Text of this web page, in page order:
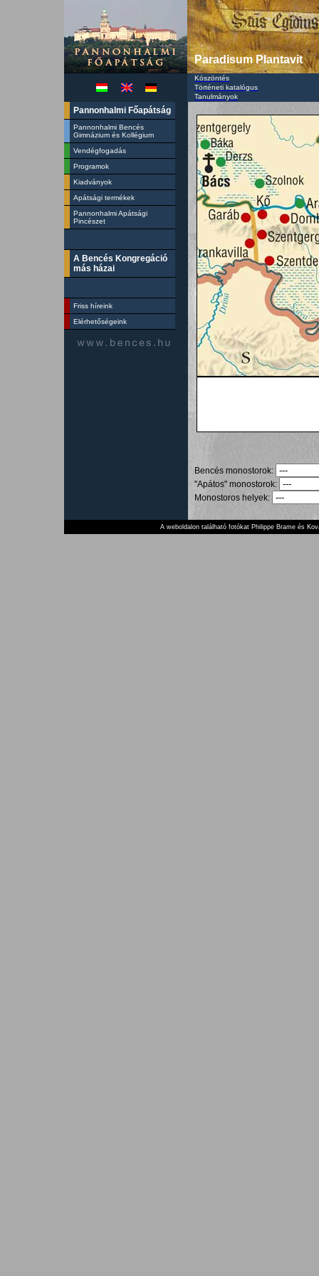
Paradisum Plantavit
Köszöntés
Történeti katalógus
Tanulmányok
Pannonhalmi Főapátság
Pannonhalmi Bencés
Gimnázium és Kollégium
Vendégfogadás
Programok
Kiadványok
Apátsági termékek
Pannonhalmi Apátsági
Pincészet
A Bencés Kongregáció
más házai
Friss híreink
Elérhetőségeink
Bencés monostorok:
"Apátos" monostorok:
Monostoros helyek:
A weboldalon található fotókat Philippe Brame és